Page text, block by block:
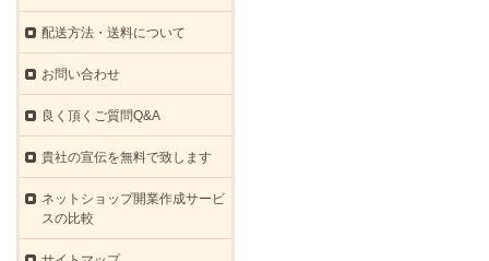
配送方法・送料について
お問い合わせ
良く頂くご質問Q&A
貴社の宣伝を無料で致します
ネットショップ開業作成サービ
スの比較